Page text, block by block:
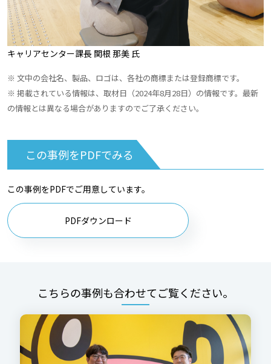
キャリアセンター課長 関根 那美 氏
※ 文中の会社名、製品、ロゴは、各社の商標または登録商標です。
※ 掲載されている情報は、取材日（2024年8月28日）の情報です。最新
の情報とは異なる場合がありますのでご了承ください。
この事例をPDFでみる
この事例をPDFでご用意しています。
PDFダウンロード
こちらの事例も合わせてご覧ください。